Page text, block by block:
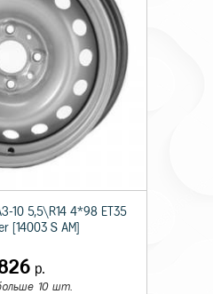
Импортная
20
10 5,5\R14 4*98 ET35
[14003 S AM]
р.
10 шт.